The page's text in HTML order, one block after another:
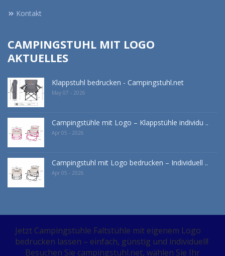
Kontakt
CAMPINGSTUHL MIT LOGO
AKTUELLES
Klappstuhl bedrucken - Campingstuhl.net
May 07 - 2026
Campingstühle mit Logo – Klappstühle individu ..
Apr 05 - 2026
Campingstuhl mit Logo bedrucken – Individuell ..
Apr 05 - 2026
Jetzt Campingstühle Faltstühle mit eigenem Logo
bedrucken lassen – einfach, günstig und individuell!
Besuchen Sie campingstuhl.net, wählen Sie Ihr